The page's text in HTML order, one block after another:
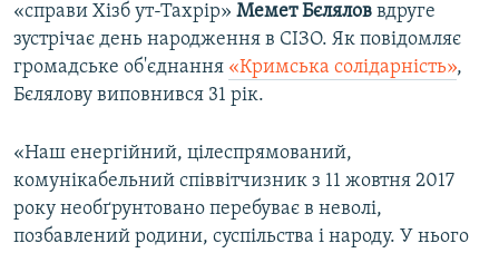
Усі сайти RFE/RL
«справи Хізб ут-Тахрір» Мемет Бєлялов вдруге
зустрічає день народження в СІЗО. Як повідомляє
громадське об'єднання «Кримська солідарність»,
Бєлялову виповнився 31 рік.
«Наш енергійний, цілеспрямований,
комунікабельний співвітчизник з 11 жовтня 2017
року необґрунтовано перебуває в неволі,
позбавлений родини, суспільства і народу. У нього